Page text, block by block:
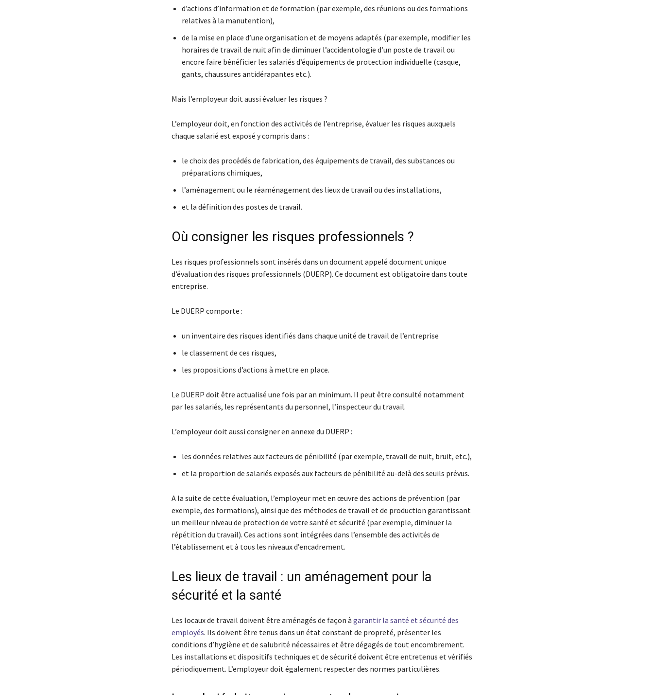
d’actions d’information et de formation (par exemple, des réunions ou des formations
relatives à la manutention),
de la mise en place d’une organisation et de moyens adaptés (par exemple, modifier les
horaires de travail de nuit afin de diminuer l’accidentologie d’un poste de travail ou
encore faire bénéficier les salariés d’équipements de protection individuelle (casque,
gants, chaussures antidérapantes etc.).
Mais l’employeur doit aussi évaluer les risques ?
L’employeur doit, en fonction des activités de l’entreprise, évaluer les risques auxquels
chaque salarié est exposé y compris dans :
le choix des procédés de fabrication, des équipements de travail, des substances ou
préparations chimiques,
l’aménagement ou le réaménagement des lieux de travail ou des installations,
et la définition des postes de travail.
Où consigner les risques professionnels ?
Les risques professionnels sont insérés dans un document appelé document unique
d’évaluation des risques professionnels (DUERP). Ce document est obligatoire dans toute
entreprise.
Le DUERP comporte :
un inventaire des risques identifiés dans chaque unité de travail de l’entreprise
le classement de ces risques,
les propositions d’actions à mettre en place.
Le DUERP doit être actualisé une fois par an minimum. Il peut être consulté notamment
par les salariés, les représentants du personnel, l’inspecteur du travail.
L’employeur doit aussi consigner en annexe du DUERP :
les données relatives aux facteurs de pénibilité (par exemple, travail de nuit, bruit, etc.),
et la proportion de salariés exposés aux facteurs de pénibilité au-delà des seuils prévus.
A la suite de cette évaluation, l’employeur met en œuvre des actions de prévention (par
exemple, des formations), ainsi que des méthodes de travail et de production garantissant
un meilleur niveau de protection de votre santé et sécurité (par exemple, diminuer la
répétition du travail). Ces actions sont intégrées dans l’ensemble des activités de
l’établissement et à tous les niveaux d’encadrement.
Les lieux de travail : un aménagement pour la
sécurité et la santé
Les locaux de travail doivent être aménagés de façon à garantir la santé et sécurité des
employés. Ils doivent être tenus dans un état constant de propreté, présenter les
conditions d’hygiène et de salubrité nécessaires et être dégagés de tout encombrement.
Les installations et dispositifs techniques et de sécurité doivent être entretenus et vérifiés
périodiquement. L’employeur doit également respecter des normes particulières.